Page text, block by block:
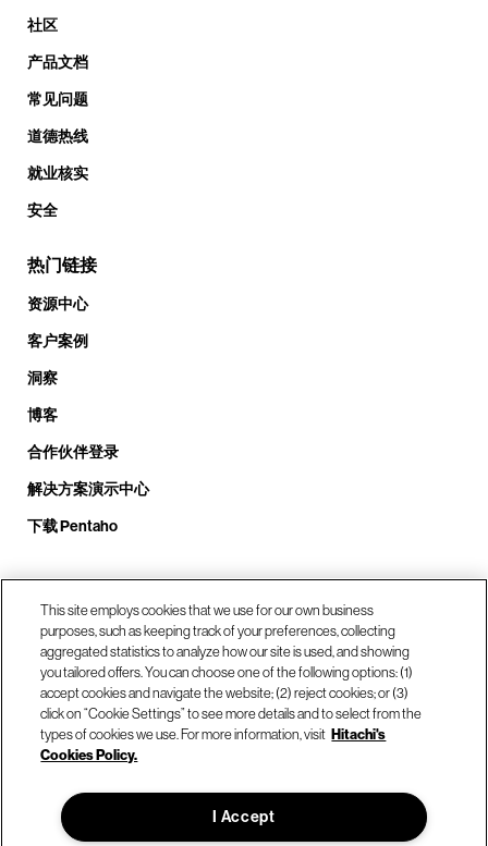
社区
产品文档
常见问题
道德热线
就业核实
安全
热门链接
资源中心
客户案例
洞察
博客
合作伙伴登录
解决方案演示中心
下载 Pentaho
致电我们： +1.408.324.0920
我们的位置
© Hitachi Vantara LLC 2026。保留所有权利。
This site employs cookies that we use for our own business
purposes, such as keeping track of your preferences, collecting
aggregated statistics to analyze how our site is used, and showing
you tailored offers. You can choose one of the following options: (1)
accept cookies and navigate the website; (2) reject cookies; or (3)
click on “Cookie Settings” to see more details and to select from the
types of cookies we use. For more information, visit Hitachi's
Cookies Policy.
I Accept